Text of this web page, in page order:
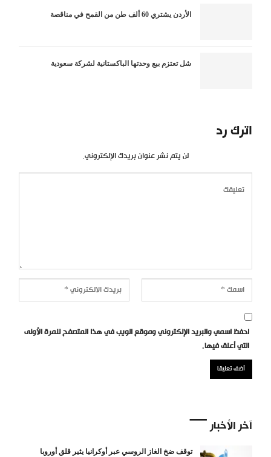
الأردن يشتري 60 ألف طن من القمح في مناقصة
شل تعتزم بيع وحدتها الباكستانية لشركة سعودية
اترك رد
لن يتم نشر عنوان بريدك الإلكتروني.
احفظ اسمي والبريد الإلكتروني وموقع الويب في هذا المتصفح للمرة الأولى
التي أعلق فيها.
آخر الأخبار
توقف ضخ الغاز الروسي عبر أوكرانيا يثير قلق أوروبا